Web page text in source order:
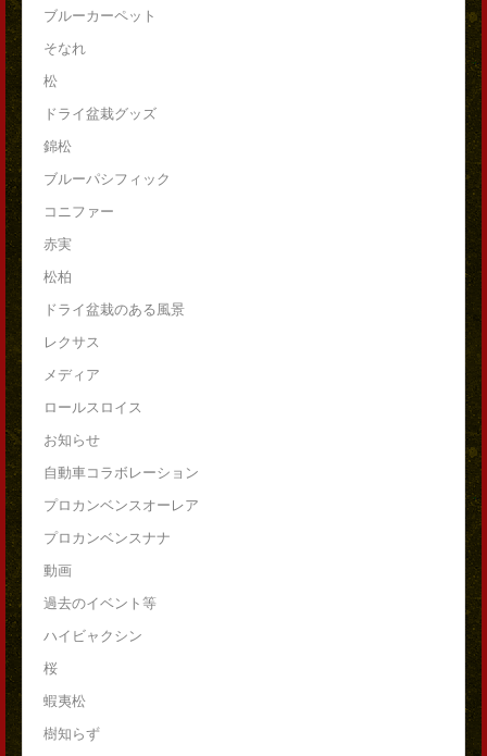
ブルーカーペット
そなれ
松
ドライ盆栽グッズ
錦松
ブルーパシフィック
コニファー
赤実
松柏
ドライ盆栽のある風景
レクサス
メディア
ロールスロイス
お知らせ
自動車コラボレーション
プロカンベンスオーレア
プロカンベンスナナ
動画
過去のイベント等
ハイビャクシン
桜
蝦夷松
樹知らず